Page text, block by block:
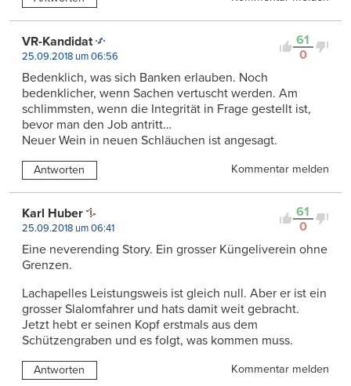
61
0
VR-Kandidat
25.09.2018 um 06:56
Bedenklich, was sich Banken erlauben. Noch
bedenklicher, wenn Sachen vertuscht werden. Am
schlimmsten, wenn die Integrität in Frage gestellt ist,
bevor man den Job antritt…
Neuer Wein in neuen Schläuchen ist angesagt.
Antworten Kommentar melden
61
0
Karl Huber
25.09.2018 um 06:41
Eine neverending Story. Ein grosser Küngeliverein ohne
Grenzen.
Lachapelles Leistungsweis ist gleich null. Aber er ist ein
grosser Slalomfahrer und hats damit weit gebracht.
Jetzt hebt er seinen Kopf erstmals aus dem
Schützengraben und es folgt, was kommen muss.
Antworten Kommentar melden